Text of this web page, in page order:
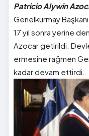
Patricio Alywin
Genelkurmay
17 yıl sonra yerine
Azocar getirildi.
ermesine rağmen
kadar devam ettirdi.